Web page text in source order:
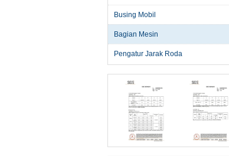
Busing Mobil
Bagian Mesin
Pengatur Jarak Roda